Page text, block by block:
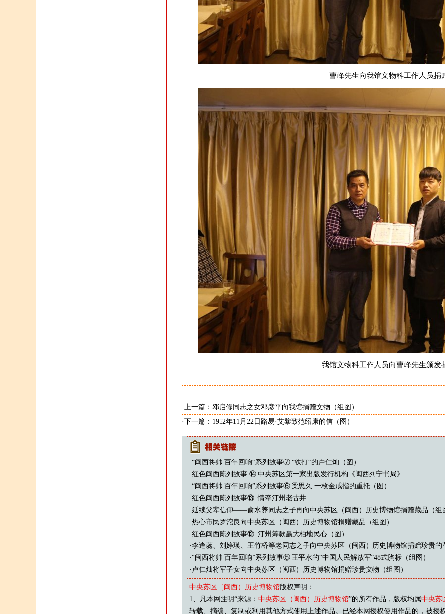
曹峰先生向我馆文物科工作人员捐
我馆文物科工作人员向曹峰先生颁发
·上一篇： 邓启修同志之女邓彦平向我馆捐赠文物（组图）
·下一篇： 1952年11月22日路易·艾黎致范绍康的信（图）
·“闽西将帅 百年回响”系列故事⑦|“铁打”的卢仁灿（图）
·红色闽西陈列故事 ⑭|中央苏区第一家出版发行机构《闽西列宁书局》
·“闽西将帅 百年回响”系列故事⑥|梁思久:一枚金戒指的重托（图）
·红色闽西陈列故事⑬ |情牵汀州老古井
· 延续父辈信仰——俞水养同志之子再向中央苏区（闽西）历史博物馆捐赠藏品（组
·热心市民罗沱良向中央苏区（闽西）历史博物馆捐赠藏品（组图）
·红色闽西陈列故事⑫ |汀州筹款赢大柏地民心（图）
·李逢蕊、刘婷瑛、王竹桥等老同志之子向中央苏区（闽西）历史博物馆捐赠珍贵的
·“闽西将帅 百年回响”系列故事⑤|王平水的“中国人民解放军”48式胸标（组图）
· 卢仁灿将军子女向中央苏区（闽西）历史博物馆捐赠珍贵文物（组图）
中央苏区（闽西）历史博物馆版权声明：
1、凡本网注明“来源： 中央苏区（闽西）历史博物馆”的所有作品，版权均属中央苏
转载、摘编、复制或利用其他方式使用上述作品。已经本网授权使用作品的，被授